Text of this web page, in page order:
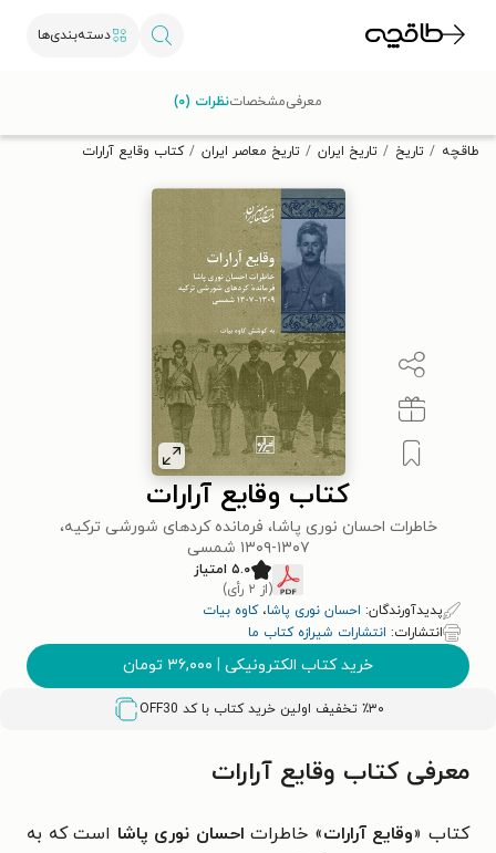
دسته‌بندی‌ها
تخفیف از طاقچه دریافت کن.
طاقچه تاریخ تاریخ ایران تاریخ معاصر ایران کتاب وقایع آرارات
کتاب وقایع آرارات
خاطرات احسان نوری پاشا، فرمانده کردهای شورشی ترکیه،
۱۳۰۷-۱۳۰۹ شمسی
۵.۰ امتیاز
(از ۲ رأی)
پدیدآورندگان: احسان نوری پاشا،کاوه بیات
انتشارات: انتشارات شیرازه کتاب ما
خرید کتاب الکترونیکی | ۳۶,۰۰۰ تومان
٪۳۰ تخفیف اولین خرید کتاب با کد OFF30
معرفیمشخصاتنظرات (۰)
معرفی کتاب وقایع آرارات
کتاب «وقایع آرارات» خاطراتاحسان نوری پاشا است که به